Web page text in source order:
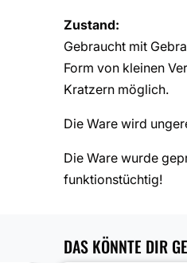
Zustand:
Gebraucht mit
Form von kleinen
Kratzern möglich.
Die Ware wird
Die Ware wurde
funktionstüchtig!
DAS KÖNNTE DIR